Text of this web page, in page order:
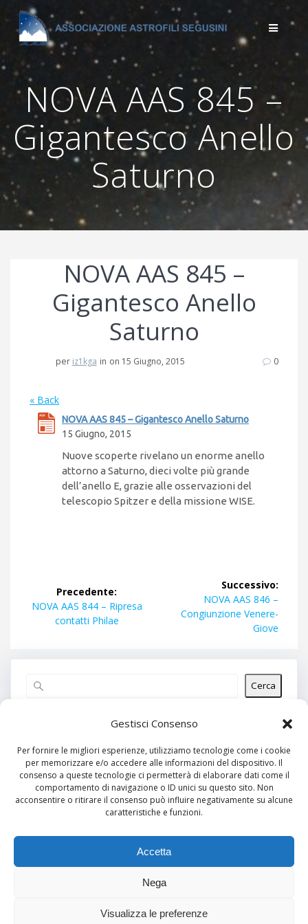
Gestisci Consenso
Per fornire le migliori esperienze, utilizziamo tecnologie come i cookie
per memorizzare e/o accedere alle informazioni del dispositivo. Il
consenso a queste tecnologie ci permetterà di elaborare dati come il
comportamento di navigazione o ID unici su questo sito. Non
acconsentire o ritirare il consenso può influire negativamente su alcune
caratteristiche e funzioni.
Accetta
Nega
Visualizza le preferenze
Salta
al
contenuto
NOVA AAS 845 –
Gigantesco Anello
Saturno
NOVA AAS 845 –
Gigantesco Anello
Saturno
per iz1kga in on 15 Giugno, 2015 0
« Back
NOVA AAS 845 – Gigantesco Anello Saturno
15 Giugno, 2015
Nuove scoperte rivelano un enorme anello
attorno a Saturno, dieci volte più grande
dell’anello E, grazie alle osservazioni del
telescopio Spitzer e della missione WISE.
articoliPrecedente:
Articolo
precedente:
NOVA AAS 844 – Ripresa
contatti Philae
Successivo:
Articolo
successivo:
NOVA AAS 846 –
Congiunzione Venere-
Giove
Cerca
Articoli recenti
Commenti recenti
Nessun commento da mostrare.
Nessun archivio da mostrare.
Categorie
Nessuna categoria